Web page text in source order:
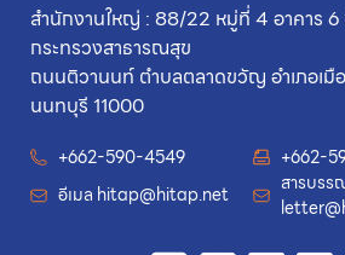
สำนักงานใหญ่ : 88/22 หมู่ที่ 4 อาคาร
กระทรวงสาธารณสุข
ถนนติวานนท์ ตำบลตลาดขวัญ อำเภอเ
นนทบุรี 11000
+662-590-4549
+662-
อีเมล hitap@hitap.net
สารบร